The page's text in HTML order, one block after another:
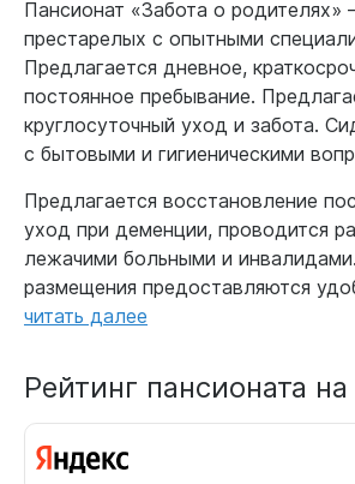
Пансионат «Забота о
престарелых с опытными
Предлагается дневное,
постоянное пребывание.
круглосуточный уход и забота.
с бытовыми и гигиеническими
Предлагается восстановление
уход при деменции, проводится
лежачими больными и
размещения предоставляются
читать далее
Рейтинг пансионата